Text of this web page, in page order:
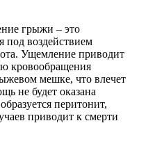
грыжи – это
под воздействием
Ущемление приводит
кровообращения
мешке, что влечет
не будет оказана
перитонит,
приводит к смерти